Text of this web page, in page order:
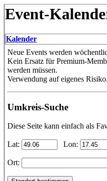
Event-
Kalender
Neue Events werden
Kein Ersatz für Premium-
werden müssen.
Verwendung auf eigenes
Umkreis-Suche
Diese Seite kann einfach als
Lat: Lon:
Ort: